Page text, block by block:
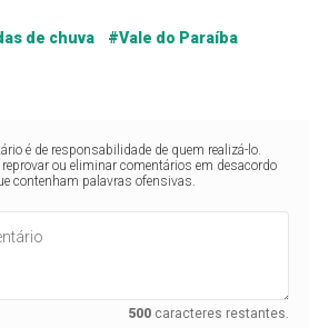
de chuva #Vale do Paraíba
é de responsabilidade de quem realizá-lo.
ou eliminar comentários em desacordo
contenham palavras ofensivas.
500caracteres restantes.